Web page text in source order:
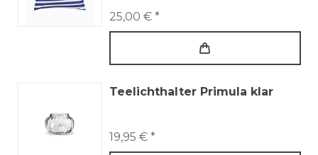
25,00 € *
Teelichthalter Primula klar
19,95 € *